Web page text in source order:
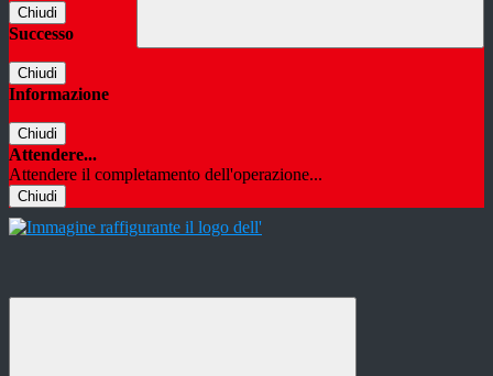
Chiudi
Successo
Chiudi
Informazione
Chiudi
Attendere...
Attendere il completamento dell'operazione...
Chiudi